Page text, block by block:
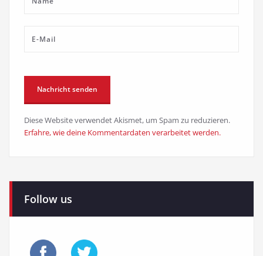
Diese Website verwendet Akismet, um Spam zu reduzieren.
Erfahre, wie deine Kommentardaten verarbeitet werden.
Follow us